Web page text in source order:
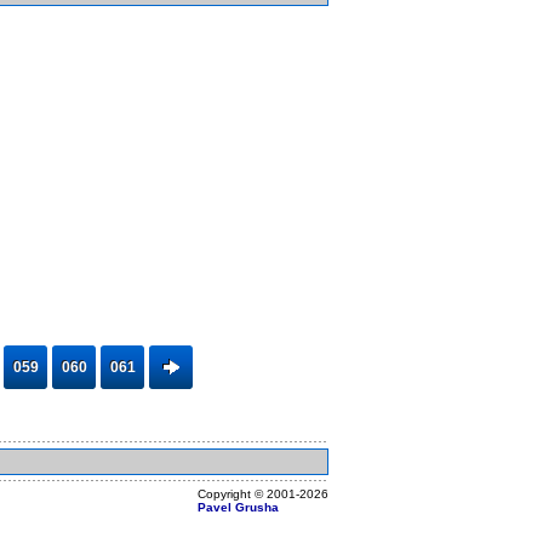
059 060 061
Copyright ©2001-2026
Pavel Grusha